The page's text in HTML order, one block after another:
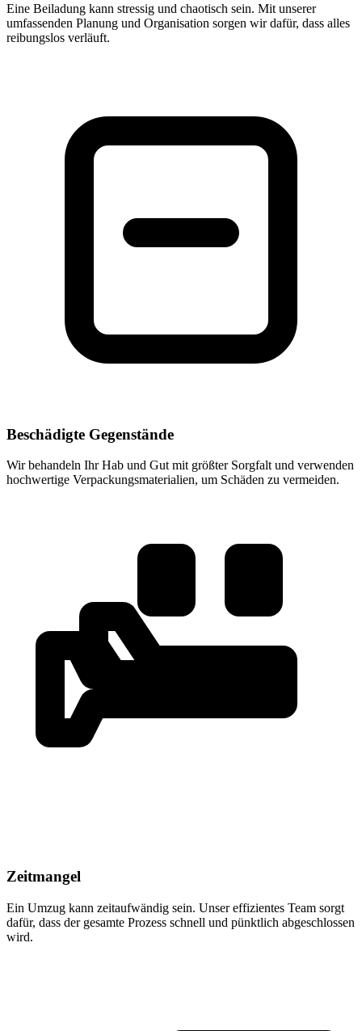
Eine Beiladung kann stressig und chaotisch sein. Mit unserer
umfassenden Planung und Organisation sorgen wir dafür, dass alles
reibungslos verläuft.
Beschädigte Gegenstände
Wir behandeln Ihr Hab und Gut mit größter Sorgfalt und verwenden
hochwertige Verpackungsmaterialien, um Schäden zu vermeiden.
Zeitmangel
Ein Umzug kann zeitaufwändig sein. Unser effizientes Team sorgt
dafür, dass der gesamte Prozess schnell und pünktlich abgeschlossen
wird.